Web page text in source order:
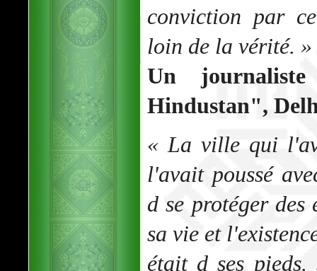
conviction par
loin de la vérité. »
Un
Hindustan",
« La ville qui
l'avait poussé
d se protéger
sa vie et
était d ses pieds.